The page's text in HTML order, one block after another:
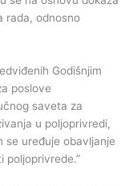
rada, odnosno
Godišnjim
poslove
saveta za
u poljoprivredi,
se uređuje obavljanje
poljoprivrede.”